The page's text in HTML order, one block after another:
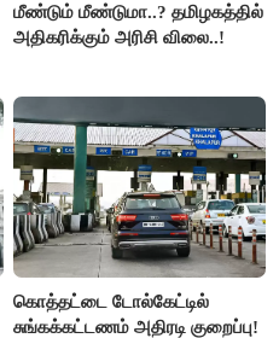
மீண்டும் மீண்டுமா..? தமிழகத்தில்
அதிகரிக்கும் அரிசி விலை..!
கொத்தட்டை டோல்கேட்டில்
சுங்கக்கட்டணம் அதிரடி குறைப்பு!